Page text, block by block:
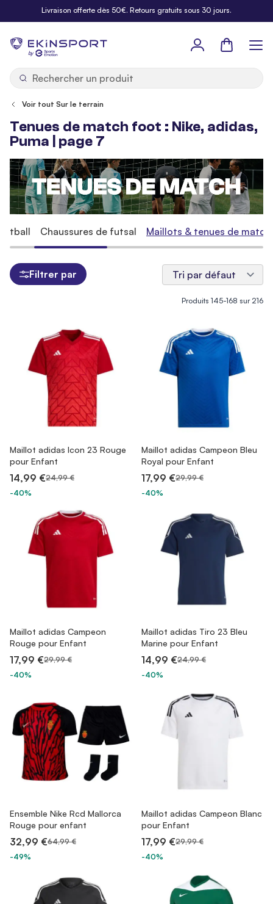
Allez au contenuLivraison offerte dès 50€. Retours gratuits sous 30 jours.
by
Panier
Voir tout Sur le terrain
Tenues de match foot : Nike, adidas,
Puma | page 7
Produits 145-168 sur216
Maillot adidas Icon 23 Rouge
pour Enfant
14,99 €24,99 €
-40%
Maillot adidas Campeon Bleu
Royal pour Enfant
17,99 €29,99 €
-40%
Maillot adidas Campeon
Rouge pour Enfant
17,99 €29,99 €
-40%
Maillot adidas Tiro 23 Bleu
Marine pour Enfant
14,99 €24,99 €
-40%
Ensemble Nike Rcd Mallorca
Rouge pour enfant
32,99 €64,99 €
-49%
Maillot adidas Campeon Blanc
pour Enfant
17,99 €29,99 €
-40%
Chaussures de futsal Maillots & tenues de match
Filtrer par